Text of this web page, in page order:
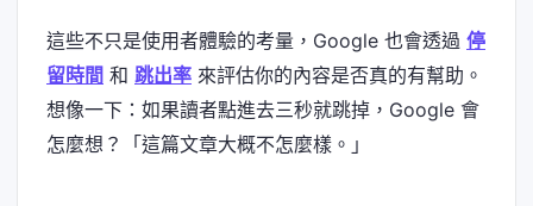
這些不只是使用者體驗的考量，Google 也會透過 停
留時間 和 跳出率 來評估你的內容是否真的有幫助。
想像一下：如果讀者點進去三秒就跳掉，Google 會
怎麼想？「這篇文章大概不怎麼樣。」